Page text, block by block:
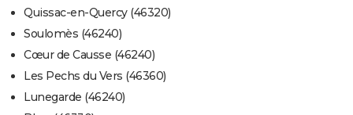
Quissac-en-Quercy (46320)
Soulomès (46240)
Cœur de Causse (46240)
Les Pechs du Vers (46360)
Lunegarde (46240)